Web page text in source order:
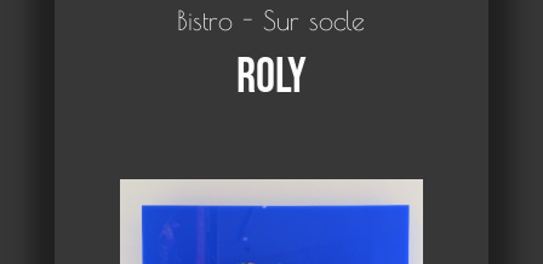
Bistro - Sur socle
Roly